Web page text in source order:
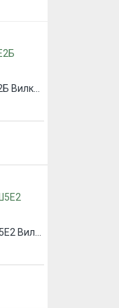
2РМГД39Б22Ш5Е2Б Вилка блочная
2РМГД39БПН22Ш5Е2 Вилка блочная